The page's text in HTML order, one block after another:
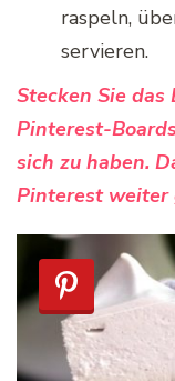
raspeln,
servieren.
Stecken Sie
Pinterest-
sich zu haben.
Pinterest weiter